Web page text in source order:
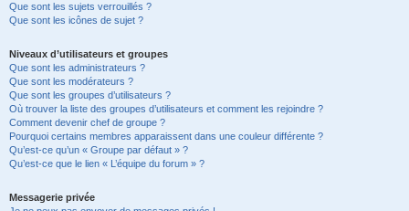
Que sont les sujets verrouillés ?
Que sont les icônes de sujet ?
Niveaux d’utilisateurs et groupes
Que sont les administrateurs ?
Que sont les modérateurs ?
Que sont les groupes d’utilisateurs ?
Où trouver la liste des groupes d’utilisateurs et comment les rejoindre ?
Comment devenir chef de groupe ?
Pourquoi certains membres apparaissent dans une couleur différente ?
Qu’est-ce qu’un « Groupe par défaut » ?
Qu’est-ce que le lien « L’équipe du forum » ?
Messagerie privée